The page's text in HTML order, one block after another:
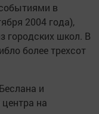
в
2004 года),
городских школ. В
более трехсот
и
на